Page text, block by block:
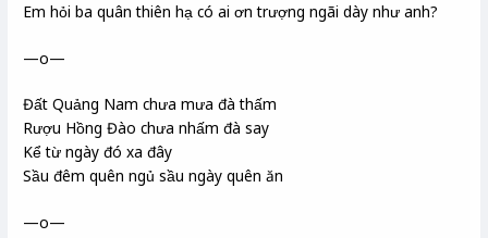
Em hỏi ba quân thiên hạ có ai ơn trượng ngãi dày như anh?
—o—
Đất Quảng Nam chưa mưa đà thấm
Rượu Hồng Đào chưa nhấm đà say
Kể từ ngày đó xa đây
Sầu đêm quên ngủ sầu ngày quên ăn
—o—